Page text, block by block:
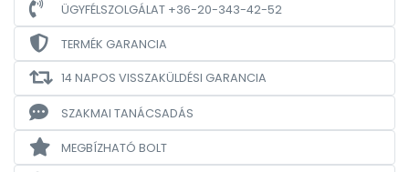
ÜGYFÉLSZOLGÁLAT +36-20-343-42-52
TERMÉK GARANCIA
14 NAPOS VISSZAKÜLDÉSI GARANCIA
SZAKMAI TANÁCSADÁS
MEGBÍZHATÓ BOLT